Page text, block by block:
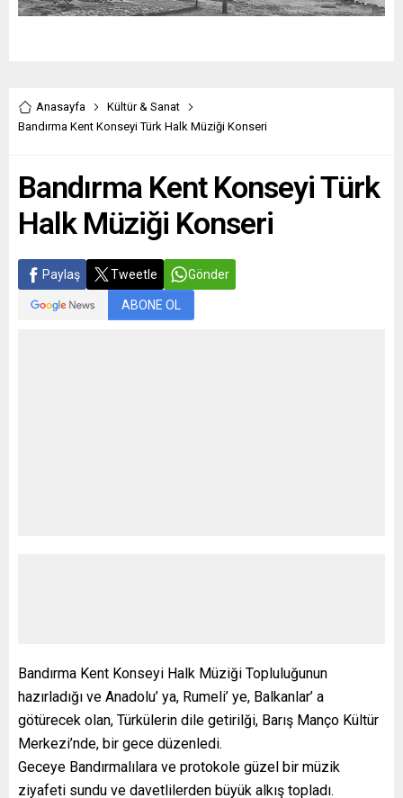
Anasayfa
Kültür & Sanat
Bandırma Kent Konseyi Türk Halk Müziği Konseri
Bandırma Kent Konseyi Türk
Halk Müziği Konseri
Paylaş Tweetle Gönder
ABONE OL
Bandırma Kent Konseyi Halk Müziği Topluluğunun
hazırladığı ve Anadolu’ ya, Rumeli’ ye, Balkanlar’ a
götürecek olan, Türkülerin dile getirilği, Barış Manço Kültür
Merkezi’nde, bir gece düzenledi.
Geceye Bandırmalılara ve protokole güzel bir müzik
ziyafeti sundu ve davetlilerden büyük alkış topladı.